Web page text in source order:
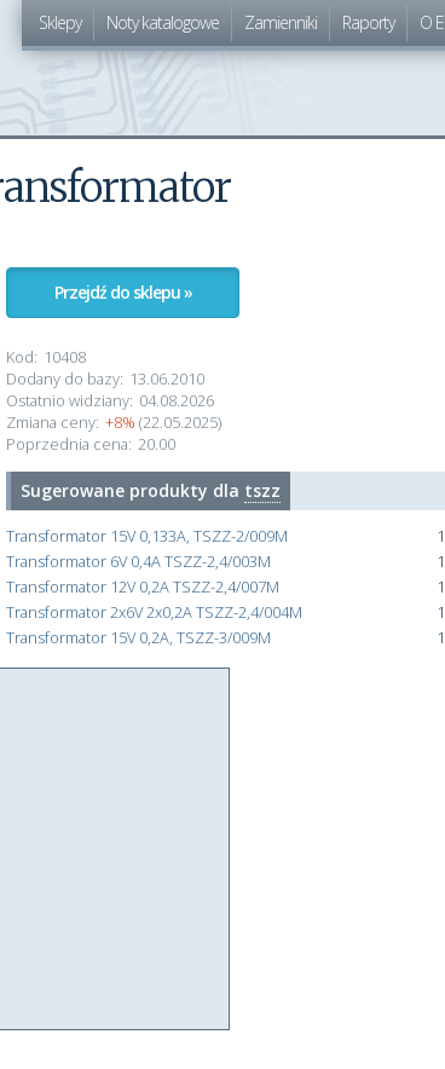
Sklepy Noty katalogowe Zamienniki Raporty O
Przejdź do sklepu »
Kod: 10408
Dodany do bazy: 13.06.2010
Ostatnio widziany: 04.08.2026
Zmiana ceny: +8% (22.05.2025)
Poprzednia cena: 20.00
Sugerowane produkty dla tszz
Transformator 15V 0,133A, TSZZ-2/009M
Transformator 6V 0,4A TSZZ-2,4/003M
Transformator 12V 0,2A TSZZ-2,4/007M
Transformator 2x6V 2x0,2A TSZZ-2,4/004M
Transformator 15V 0,2A, TSZZ-3/009M